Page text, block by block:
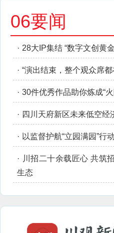
06要闻
· 28大IP集结 “数字文创黄
· “演出结束，整个观众席都
· 30件优秀作品助你炼成“
· 四川天府新区未来低空经
· 以监督护航“立园满园”行动
· 川招二十余载匠心 共筑
生态